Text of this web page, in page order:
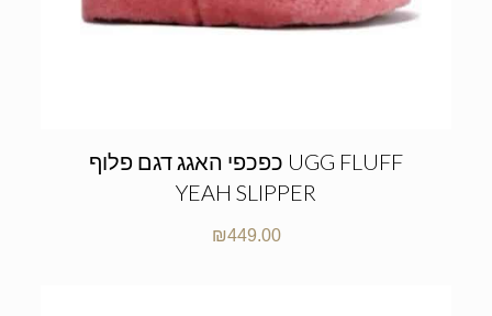
כפכפי האגג דגם פלוף UGG FLUFF
YEAH SLIPPER
₪449.00